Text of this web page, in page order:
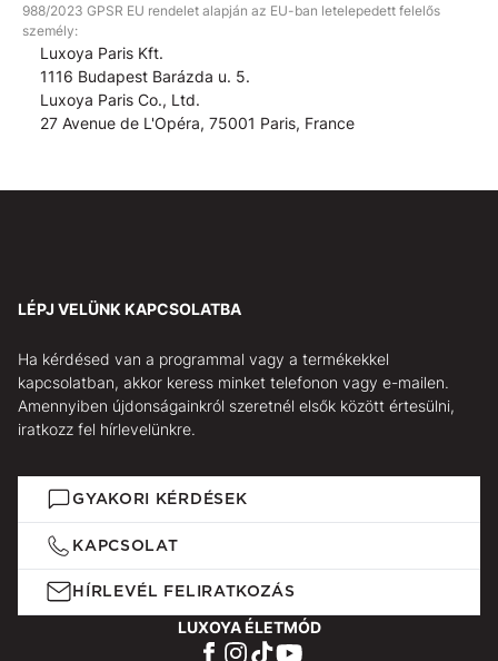
988/2023 GPSR EU rendelet alapján az EU-ban letelepedett felelős
személy:
Luxoya Paris Kft.
1116 Budapest Barázda u. 5.
Luxoya Paris Co., Ltd.
27 Avenue de L'Opéra, 75001 Paris, France
LÉPJ VELÜNK KAPCSOLATBA
Ha kérdésed van a programmal vagy a termékekkel
kapcsolatban, akkor keress minket telefonon vagy e-mailen.
Amennyiben újdonságainkról szeretnél elsők között értesülni,
iratkozz fel hírlevelünkre.
GYAKORI KÉRDÉSEK
KAPCSOLAT
HÍRLEVÉL FELIRATKOZÁS
LUXOYA ÉLETMÓD